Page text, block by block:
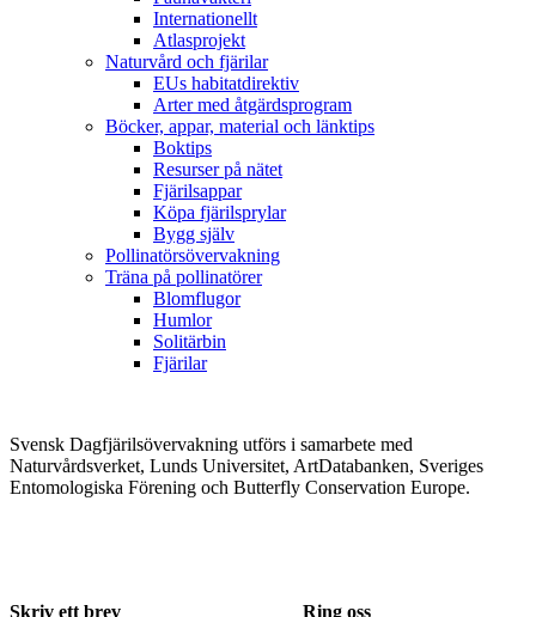
Internationellt
Atlasprojekt
Naturvård och fjärilar
EUs habitatdirektiv
Arter med åtgärdsprogram
Böcker, appar, material och länktips
Boktips
Resurser på nätet
Fjärilsappar
Köpa fjärilsprylar
Bygg själv
Pollinatörsövervakning
Träna på pollinatörer
Blomflugor
Humlor
Solitärbin
Fjärilar
Svensk Dagfjärilsövervakning utförs i samarbete med
Naturvårdsverket, Lunds Universitet, ArtDatabanken, Sveriges
Entomologiska Förening och Butterfly Conservation Europe.
Skriv ett brev Ring oss